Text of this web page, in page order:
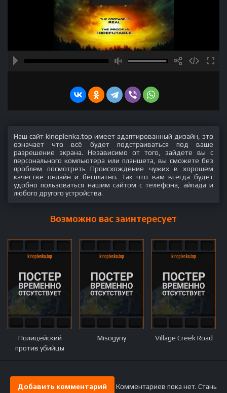
Наш сайт kinoplenka.top имеет адаптированный дизайн, это
означает что всё будет подстраиваться под ваше
разрешение экрана. Независимо от того, зайдете вы с
персонального компьютера или планшета, вы сможете без
проблем посмотреть Происхождение чужих в хорошем
качестве онлайн и бесплатно. Так что вам всегда будет
удобно пользоваться нашим сайтом с телефона, айпада и
любого другого устройства.
Возможно вас заинтересует
Полицейский
против убийцы
Misogyny Village Creek Road
Добавить комментарий Комментариев пока нет. Стань